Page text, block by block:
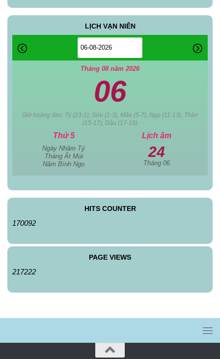
LỊCH VẠN NIÊN
Tháng 08 năm 2026
06
Giờ hoàng đạo: Tý (23-1), Sửu (1-3), Mão (5-7), Ngọ (11-13), Thân
(15-17), Dậu (17-19)
Thứ 5
Ngày Nhâm Tý
Tháng Ất Mùi
Năm Bính Ngọ
Lịch âm
24
Tháng 06
HITS COUNTER
170092
PAGE VIEWS
217222